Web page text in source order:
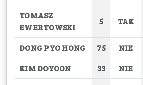
TOMASZ
EWERTOWSKI
5 TAK
DONG PYO HONG 75 NIE
KIM DOYOON
33 NIE